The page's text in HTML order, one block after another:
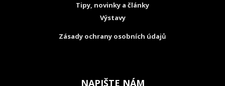
Tipy, novinky a články
Výstavy
Zásady ochrany osobních údajů
NAPIŠTE NÁM